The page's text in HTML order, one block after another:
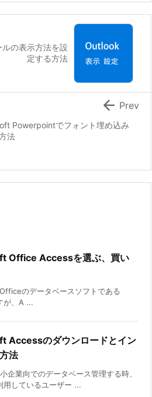
の表示方法を設
定する方法
Powerpointでフォント埋め込み
法
 Prev
Office Accessを選ぶ、買い
のデータベースソフトである
が、A ...
Accessのダウンロードとイン
法
企業向でのデータベース管理する時、
用しているユーザー ...